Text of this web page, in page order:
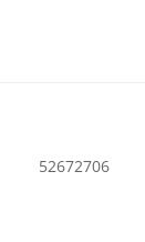
52672706